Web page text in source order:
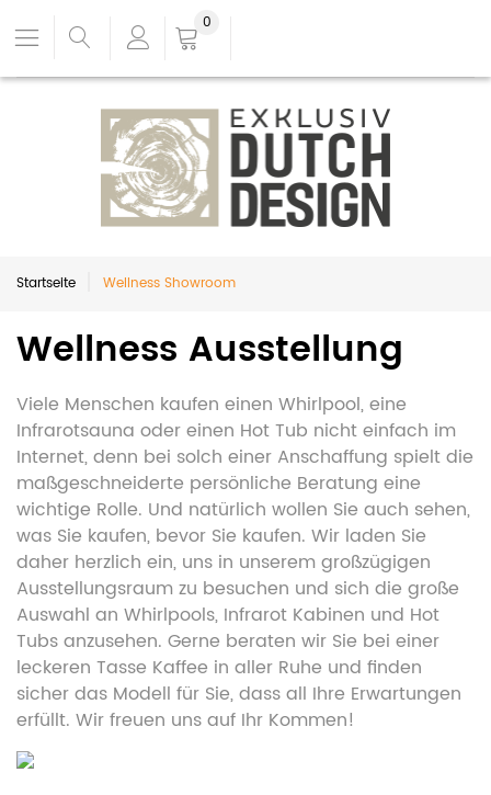
0
Startseite Wellness Showroom
Wellness Ausstellung
Viele Menschen kaufen einen Whirlpool, eine
Infrarotsauna oder einen Hot Tub nicht einfach im
Internet, denn bei solch einer Anschaffung spielt die
maßgeschneiderte persönliche Beratung eine
wichtige Rolle. Und natürlich wollen Sie auch sehen,
was Sie kaufen, bevor Sie kaufen. Wir laden Sie
daher herzlich ein, uns in unserem großzügigen
Ausstellungsraum zu besuchen und sich die große
Auswahl an Whirlpools, Infrarot Kabinen und Hot
Tubs anzusehen. Gerne beraten wir Sie bei einer
leckeren Tasse Kaffee in aller Ruhe und finden
sicher das Modell für Sie, dass all Ihre Erwartungen
erfüllt. Wir freuen uns auf Ihr Kommen!